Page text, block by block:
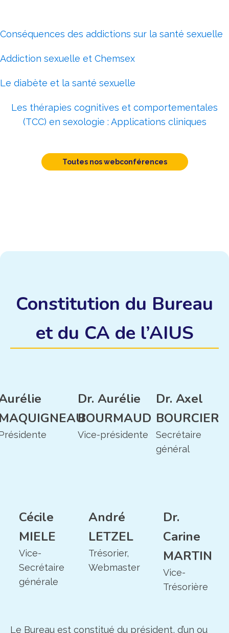
Conséquences des addictions sur la santé sexuelle
Addiction sexuelle et Chemsex
Le diabète et la santé sexuelle
Les thérapies cognitives et comportementales
(TCC) en sexologie : Applications cliniques
Toutes nos webconférences
Constitution du Bureau
et du CA de l’AIUS
Dr. Aurélie
BOURMAUD
Vice-présidente
Dr. Axel
BOURCIER
Secrétaire
général
Cécile
MIELE
Vice-
Secrétaire
générale
André
LETZEL
Trésorier,
Webmaster
Dr.
Carine
MARTIN
Vice-
Trésorière
Le Bureau est constitué du président, d’un ou